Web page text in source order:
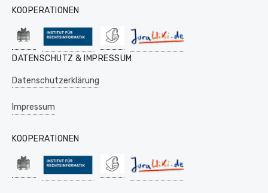
KOOPERATIONEN
DATENSCHUTZ & IMPRESSUM
Datenschutzerklärung
Impressum
KOOPERATIONEN